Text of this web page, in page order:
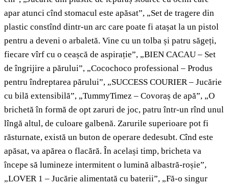
apar atunci cînd stomacul este apăsat”, „Set de tragere din
plastic constînd dintr-un arc care poate fi atașat la un pistol
pentru a deveni o arbaletă. Vine cu un tolba și patru săgeți,
fiecare vîrf cu o ceașcă de aspirație”, „BIEN CACAU – Set
de îngrijire a părului”, „Cocochoco professional – Produs
pentru îndreptarea părului”, „SUCCESS COURIER – Jucărie
cu bilă extensibilă”, „TummyTimez – Covoraș de apă”, „O
brichetă în formă de opt zaruri de joc, patru într-un rînd unul
lîngă altul, de culoare galbenă. Zarurile superioare pot fi
răsturnate, există un buton de operare dedesubt. Cînd este
apăsat, va apărea o flacără. În același timp, bricheta va
începe să lumineze intermitent o lumină albastră-roșie”,
„LOVER 1 – Jucărie alimentată cu baterii”, „Fă-o singur